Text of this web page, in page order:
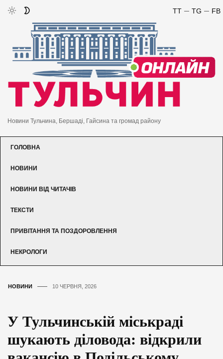
FB
TG
TT
Новини Тульчина, Бершаді, Гайсина та громад району
ГОЛОВНА
НОВИНИ
НОВИНИ ВІД ЧИТАЧІВ
ТЕКСТИ
ПРИВІТАННЯ ТА ПОЗДОРОВЛЕННЯ
НЕКРОЛОГИ
НОВИНИ 10 ЧЕРВНЯ, 2026
У Тульчинській міськраді
шукають діловода: відкрили